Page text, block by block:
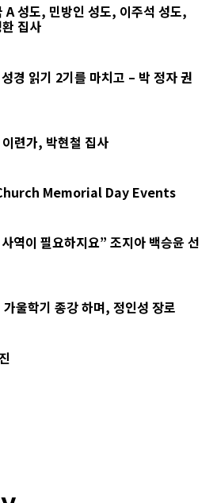
A 성도, 민방인 성도, 이주석 성도,
집사
경 읽기 2기를 마치고 – 박 정자 권
련가, 박현철 집사
Memorial Day Events
역이 필요하지요” 조지아 백승윤 선
울학기 종강 하며, 정인성 장로